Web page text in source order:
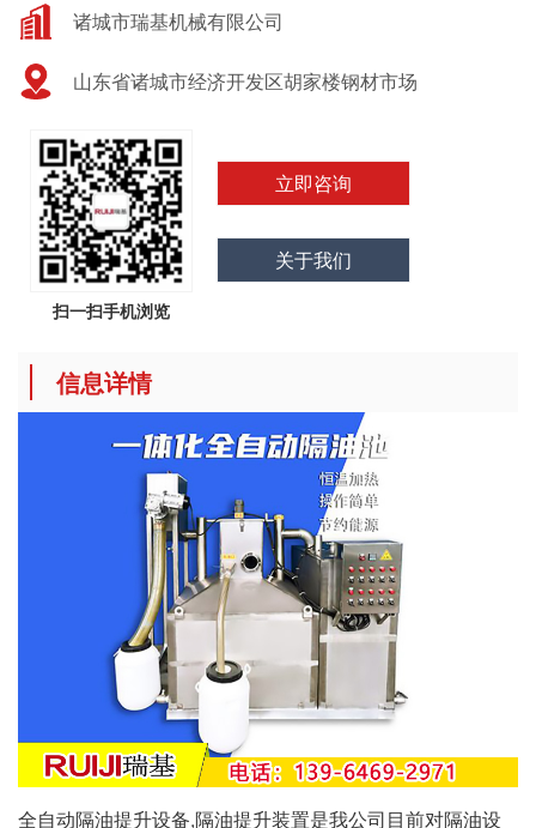
诸城市瑞基机械有限公司
山东省诸城市经济开发区胡家楼钢材市场
扫一扫手机浏览
立即咨询
关于我们
信息详情
全自动隔油提升设备,隔油提升装置是我公司目前对隔油设